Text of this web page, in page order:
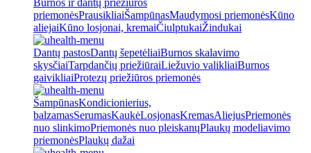
Burnos ir dantų priežiūros
priemonėsPrausikliaiŠampūnasMaudymosi priemonėsKūno
aliejaiKūno losjonai, kremaiČiulptukaiŽindukai
Dantų pastosDantų šepetėliaiBurnos skalavimo
skysčiaiTarpdančių priežiūraiLiežuvio valikliaiBurnos
gaivikliaiProtezų priežiūros priemonės
ŠampūnasKondicionierius,
balzamasSerumasKaukėLosjonasKremasAliejusPriemonės
nuo slinkimoPriemonės nuo pleiskanųPlaukų modeliavimo
priemonėsPlaukų dažai